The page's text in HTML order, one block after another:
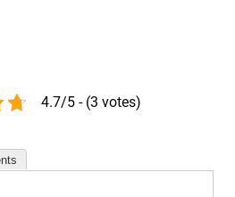
4.7/5 - (3 votes)